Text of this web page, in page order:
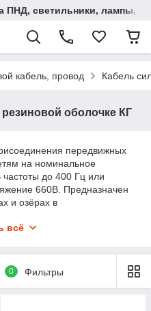
ПНД, cветильники, лампы, и
кабель, провод Кабель
оболочке КГ
передвижных
на номинальное
до 400 Гц или
660В. Предназначен
и озёрах в
на открытом воздухе и в
всё
0 Фильтры